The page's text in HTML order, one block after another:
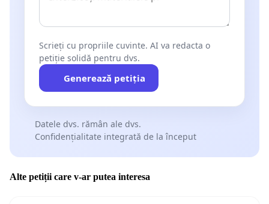
Scrieți cu propriile cuvinte. AI va redacta o
petiție solidă pentru dvs.
Generează petiția
Datele dvs. rămân ale dvs.
Confidențialitate integrată de la început
Alte petiții care v-ar putea interesa